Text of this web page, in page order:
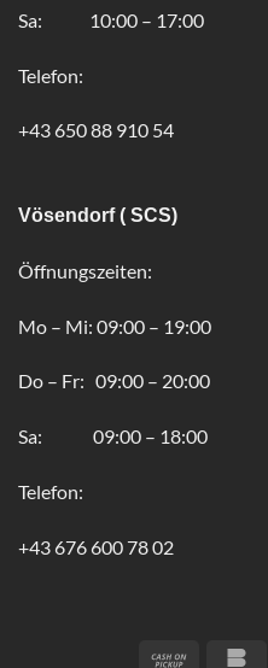
Sa: 10:00 – 17:00
Telefon:
+43 650 88 910 54
Vösendorf ( SCS)
Öffnungszeiten:
Mo – Mi: 09:00 – 19:00
Do – Fr: 09:00 – 20:00
Sa: 09:00 – 18:00
Telefon:
+43 676 600 78 02
Cash